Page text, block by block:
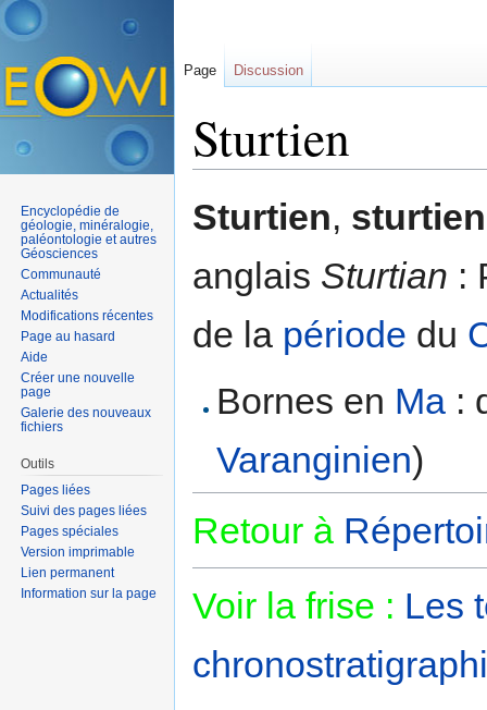
Sturtien
Sturtien,
anglais Sturtian :
de la période du
Bornes en Ma :
Varanginien)
Retour à
Voir la frise : Les
Page Discussion
Encyclopédie de
géologie, minéralogie,
paléontologie et autres
Géosciences
Communauté
Actualités
Modifications récentes
Page au hasard
Aide
Créer une nouvelle
page
Galerie des nouveaux
fichiers
Outils
Pages liées
Suivi des pages liées
Pages spéciales
Version imprimable
Lien permanent
Information sur la page